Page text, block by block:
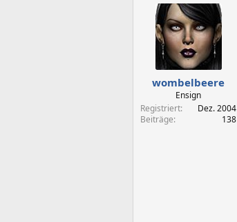
s
t
e
l
t
a
wombelbeere
Ensign
Registriert
Dez. 2004
Beiträge
138